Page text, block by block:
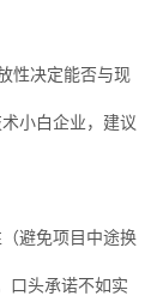
性决定能否与现
小白企业，建议
避免项目中途换
口头承诺不如实